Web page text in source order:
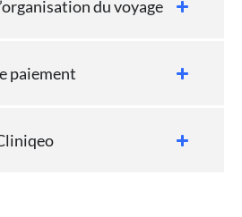
du voyage
paiement